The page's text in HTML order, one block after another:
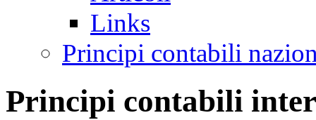
Links
Principi contabili
Principi contabili